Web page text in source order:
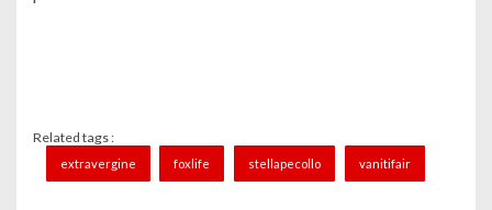
Related tags :
extravergine foxlife stellapecollo vanitifair